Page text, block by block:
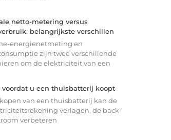
netto-metering versus
belangrijkste verschillen
energienetmeting en
zijn twee verschillende
om de elektriciteit van een
voordat u een thuisbatterij koopt
van een thuisbatterij kan de
verlagen, de back-
verbeteren